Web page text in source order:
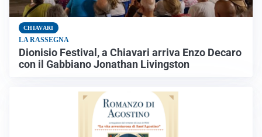
CHIAVARI
LA RASSEGNA
Dionisio Festival, a Chiavari arriva Enzo Decaro
con il Gabbiano Jonathan Livingston